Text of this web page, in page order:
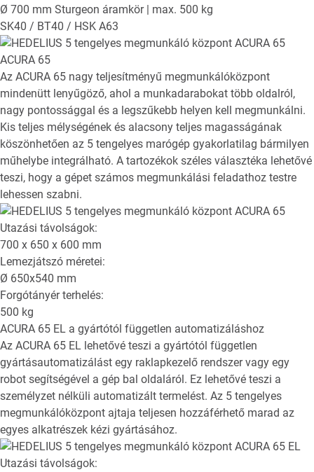
Ø 700 mm Sturgeon áramkör | max. 500 kg
SK40 / BT40 / HSK A63
ACURA 65
Az ACURA 65 nagy teljesítményű megmunkálóközpont
mindenütt lenyűgöző, ahol a munkadarabokat több oldalról,
nagy pontossággal és a legszűkebb helyen kell megmunkálni.
Kis teljes mélységének és alacsony teljes magasságának
köszönhetően az 5 tengelyes marógép gyakorlatilag bármilyen
műhelybe integrálható. A tartozékok széles választéka lehetővé
teszi, hogy a gépet számos megmunkálási feladathoz testre
lehessen szabni.
Utazási távolságok:
700 x 650 x 600 mm
Lemezjátszó méretei:
Ø 650x540 mm
Forgótányér terhelés:
500 kg
ACURA 65 EL a gyártótól független automatizáláshoz
Az ACURA 65 EL lehetővé teszi a gyártótól független
gyártásautomatizálást egy raklapkezelő rendszer vagy egy
robot segítségével a gép bal oldaláról. Ez lehetővé teszi a
személyzet nélküli automatizált termelést. Az 5 tengelyes
megmunkálóközpont ajtaja teljesen hozzáférhető marad az
egyes alkatrészek kézi gyártásához.
Utazási távolságok: